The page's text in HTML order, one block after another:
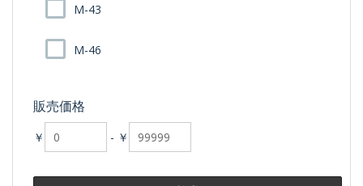
M-43
M-46
販売価格
￥ - ￥